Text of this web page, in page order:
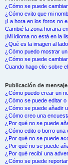
¿Cómo se puede
¿Cómo evito que mi
¡La hora en los foros no
Cambié la zona horaria
¡Mi idioma no está en la
¿Qué es la imagen al
¿Cómo puedo mostrar
¿Cómo se puede
Cuando hago clic sobre
Publicación de
¿Cómo puedo crear un
¿Cómo se puede editar
¿Cómo se puede añadir
¿Cómo creo una
¿Por qué no se puede
¿Cómo edito o borro una
¿Por qué no se puede
¿Por qué no se puede
¿Por qué recibí una
¿Cómo se puede